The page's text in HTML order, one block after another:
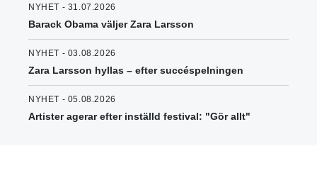
NYHET - 31.07.2026
Barack Obama väljer Zara Larsson
NYHET - 03.08.2026
Zara Larsson hyllas – efter succéspelningen
NYHET - 05.08.2026
Artister agerar efter inställd festival: "Gör allt"